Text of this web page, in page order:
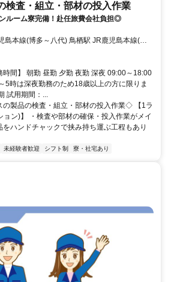
検査・組立・部材の投入作業
ルーム寮完備！赴任旅費会社負担◎
島本線(博多～八代) 鳥栖駅 JR鹿児島本線(博
分 ★工場敷地外に無料駐車場あり
時間】 朝勤 昼勤 夕勤 夜勤 深夜 09:00～18:00
時は深夜勤務のため18歳以上の方に限りま
試用期間：...
製品の検査・組立・部材の投入作業◇ 【1ラ
ョン)】 ・検査や部材の確保・投入作業がメイ
をハンドチャックで挟み持ち運ぶ工程もあり
未経験者歓迎 シフト制 寮・社宅あり